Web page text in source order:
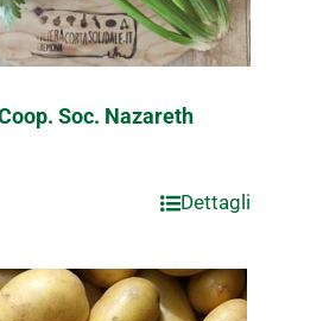
Soc. Nazareth
Dettagli